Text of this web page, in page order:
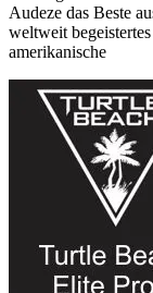
Audeze das Beste
weltweit
amerikanische